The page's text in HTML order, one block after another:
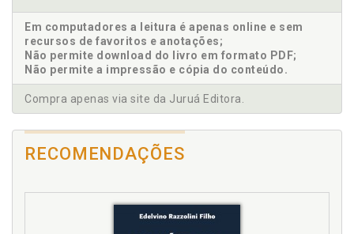
I
Importância da educação financeira, p. 59
Iniciantes. Estratégias de investimento para
iniciantes, p. 53
iniciantes, p. 53
Em computadores a leitura é apenas online e sem
recursos de favoritos e anotações;
Não permite download do livro em formato PDF;
Não permite a impressão e cópia do conteúdo.
Compra apenas via site da Juruá Editora.
RECOMENDAÇÕES